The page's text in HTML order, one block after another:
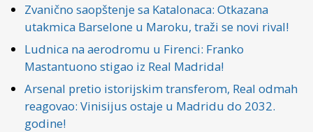
Zvanično saopštenje sa Katalonaca: Otkazana
utakmica Barselone u Maroku, traži se novi rival!
Ludnica na aerodromu u Firenci: Franko
Mastantuono stigao iz Real Madrida!
Arsenal pretio istorijskim transferom, Real odmah
reagovao: Vinisijus ostaje u Madridu do 2032.
godine!